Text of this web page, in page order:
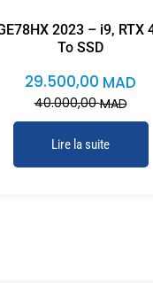
2023 – i9, RTX
To SSD
40.000,00MAD
29.500,00 MAD
Lire la suite